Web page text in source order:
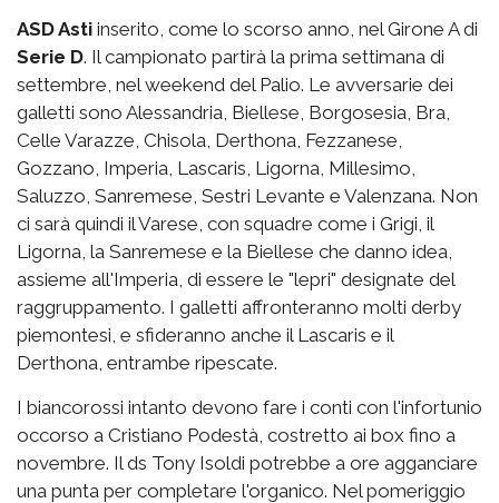
ASD Asti inserito, come lo scorso anno, nel Girone A di
Serie D. Il campionato partirà la prima settimana di
settembre, nel weekend del Palio. Le avversarie dei
galletti sono Alessandria, Biellese, Borgosesia, Bra,
Celle Varazze, Chisola, Derthona, Fezzanese,
Gozzano, Imperia, Lascaris, Ligorna, Millesimo,
Saluzzo, Sanremese, Sestri Levante e Valenzana. Non
ci sarà quindi il Varese, con squadre come i Grigi, il
Ligorna, la Sanremese e la Biellese che danno idea,
assieme all'Imperia, di essere le "lepri" designate del
raggruppamento. I galletti affronteranno molti derby
piemontesi, e sfideranno anche il Lascaris e il
Derthona, entrambe ripescate.
I biancorossi intanto devono fare i conti con l'infortunio
occorso a Cristiano Podestà, costretto ai box fino a
novembre. Il ds Tony Isoldi potrebbe a ore agganciare
una punta per completare l'organico. Nel pomeriggio